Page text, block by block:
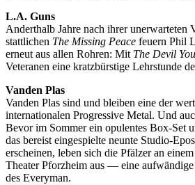
L.A. Guns
Anderthalb Jahre nach ihrer unerwarteten
stattlichen The Missing Peace feuern Phil
erneut aus allen Rohren: Mit The Devil
Veteranen eine kratzbürstige Lehrstunde
Vanden Plas
Vanden Plas sind und bleiben eine der
internationalen Progressive Metal. Und
Bevor im Sommer ein opulentes Box-Set
das bereist eingespielte neunte Studio-Epos
erscheinen, leben sich die Pfälzer an
Theater Pforzheim aus — eine
des Everyman.